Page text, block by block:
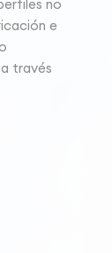
no
e
través